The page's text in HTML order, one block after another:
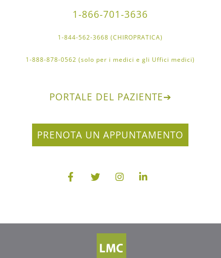
1-866-701-3636
1-844-562-3668 (CHIROPRATICA)
1-888-878-0562 (solo per i medici e gli Uffici medici)
PORTALE DEL PAZIENTE➔
PRENOTA UN APPUNTAMENTO